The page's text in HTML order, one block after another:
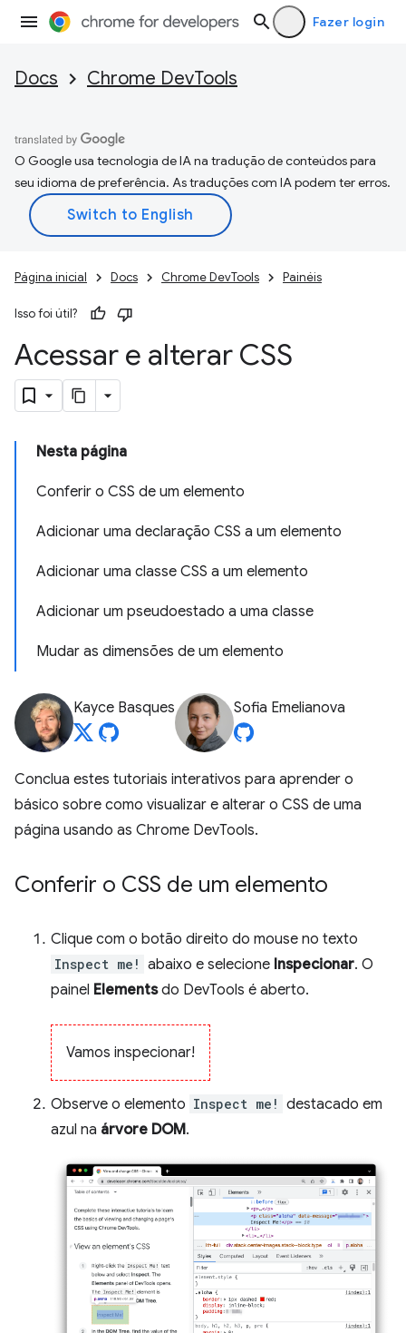
Fazer login
Docs Chrome DevTools
O Google usa tecnologia de IA na tradução de conteúdos para
seu idioma de preferência. As traduções com IA podem ter erros.
Página inicial Docs Chrome DevTools Painéis
Isso foi útil?
Acessar e alterar CSS
Nesta página
Conferir o CSS de um elemento
Adicionar uma declaração CSS a um elemento
Adicionar uma classe CSS a um elemento
Adicionar um pseudoestado a uma classe
Mudar as dimensões de um elemento
Kayce Basques Sofia Emelianova
Conclua estes tutoriais interativos para aprender o
básico sobre como visualizar e alterar o CSS de uma
página usando as Chrome DevTools.
Conferir o CSS de um elemento
Clique com o botão direito do mouse no texto
Inspect me! abaixo e selecione Inspecionar. O
painel Elementsdo DevTools é aberto.
Vamos inspecionar!
Observe o elemento Inspect me! destacado em
azul na árvore DOM.